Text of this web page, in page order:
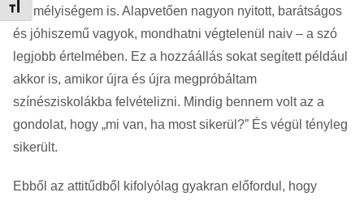
Betűméret váltása
személyiségem is. Alapvetően nagyon nyitott, barátságos
és jóhiszemű vagyok, mondhatni végtelenül naiv – a szó
legjobb értelmében. Ez a hozzáállás sokat segített például
akkor is, amikor újra és újra megpróbáltam
színésziskolákba felvételizni. Mindig bennem volt az a
gondolat, hogy „mi van, ha most sikerül?” És végül tényleg
sikerült.
Ebből az attitűdből kifolyólag gyakran előfordul, hogy